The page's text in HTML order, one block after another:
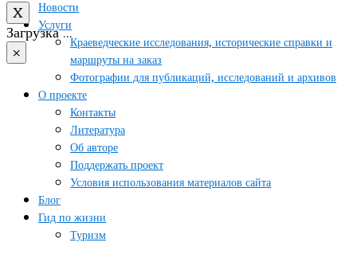
Новости
Услуги
Краеведческие исследования, исторические справки и
маршруты на заказ
Фотографии для публикаций, исследований и архивов
О проекте
Контакты
Литература
Об авторе
Поддержать проект
Условия использования материалов сайта
Блог
Гид по жизни
Туризм
X
Загрузка …
×